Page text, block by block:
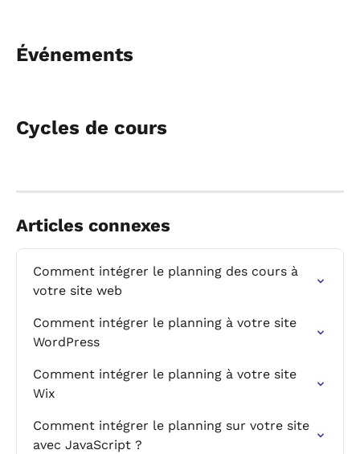
Événements
Cycles de cours
Articles connexes
Comment intégrer le planning des cours à
votre site web
Comment intégrer le planning à votre site
WordPress
Comment intégrer le planning à votre site
Wix
Comment intégrer le planning sur votre site
avec JavaScript ?